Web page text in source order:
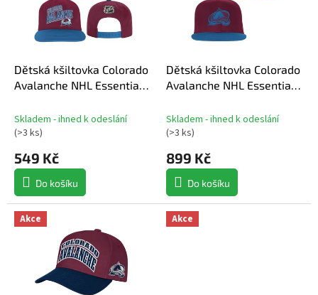
Dětská kšiltovka Colorado
Avalanche NHL Essentials
Skladem - ihned k odeslání
(>3 ks)
549 Kč
Do košíku
Dětská kšiltovka Colorado
Avalanche NHL Essentials
Skladem - ihned k odeslání
(>3 ks)
899 Kč
Do košíku
Akce Akce